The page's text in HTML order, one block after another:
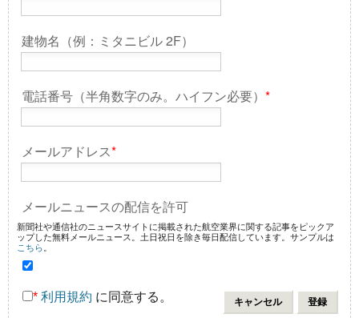
建物名（例：ミタニビル 2F）
電話番号（半角数字のみ。ハイフン必要） *
メールアドレス*
メールニュースの配信を許可
新聞社や通信社のニュースサイトに掲載された航空業界に関する記事をピックア
ップした無料メールニュース。土日祝日を除き毎日配信しています。サンプルは
こちら
* 利用規約 に同意する。